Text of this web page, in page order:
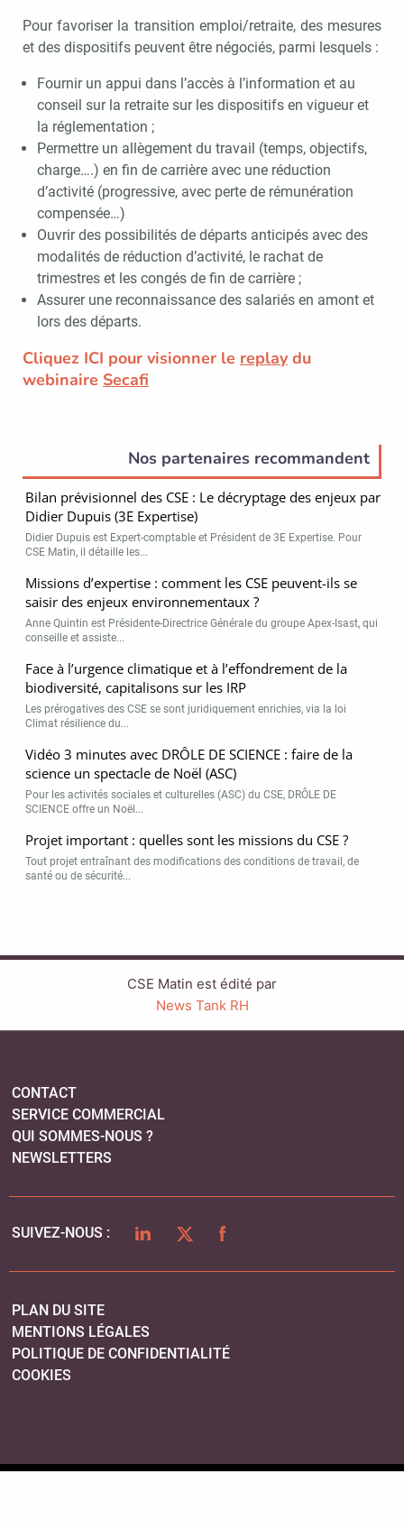
Pour favoriser la transition emploi/retraite, des mesures
et des dispositifs peuvent être négociés, parmi lesquels :
Fournir un appui dans l’accès à l’information et au
conseil sur la retraite sur les dispositifs en vigueur et
la réglementation ;
Permettre un allègement du travail (temps, objectifs,
charge….) en fin de carrière avec une réduction
d’activité (progressive, avec perte de rémunération
compensée…)
Ouvrir des possibilités de départs anticipés avec des
modalités de réduction d’activité, le rachat de
trimestres et les congés de fin de carrière ;
Assurer une reconnaissance des salariés en amont et
lors des départs.
Cliquez ICI pour visionner le replay du
webinaire Secafi
Nos partenaires recommandent
Bilan prévisionnel des CSE : Le décryptage des enjeux par
Didier Dupuis (3E Expertise)
Didier Dupuis est Expert-comptable et Président de 3E Expertise. Pour
CSE Matin, il détaille les...
Missions d’expertise : comment les CSE peuvent-ils se
saisir des enjeux environnementaux ?
Anne Quintin est Présidente-Directrice Générale du groupe Apex-Isast, qui
conseille et assiste...
Face à l’urgence climatique et à l’effondrement de la
biodiversité, capitalisons sur les IRP
Les prérogatives des CSE se sont juridiquement enrichies, via la loi
Climat résilience du...
Vidéo 3 minutes avec DRÔLE DE SCIENCE : faire de la
science un spectacle de Noël (ASC)
Pour les activités sociales et culturelles (ASC) du CSE, DRÔLE DE
SCIENCE offre un Noël...
Projet important : quelles sont les missions du CSE ?
Tout projet entraînant des modifications des conditions de travail, de
santé ou de sécurité...
CSE Matin est édité par
News Tank RH
CONTACT
SERVICE COMMERCIAL
QUI SOMMES-NOUS ?
NEWSLETTERS
SUIVEZ-NOUS : LINKEDINTWITTERFACEBOOK
PLAN DU SITE
MENTIONS LÉGALES
POLITIQUE DE CONFIDENTIALITÉ
COOKIES